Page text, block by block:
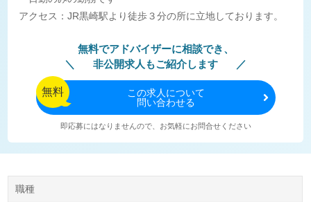
アクセス：JR黒崎駅より徒歩３分の所に立地しております。
無料でアドバイザーに相談でき、
非公開求人もご紹介します
無料 この求人について
問い合わせる
即応募にはなりませんので、お気軽にお問合せください
職種